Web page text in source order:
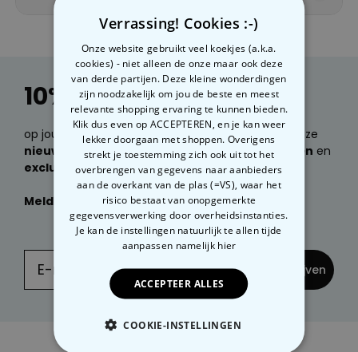
10% korting
op jouw volgende bestelling. Wil je e-mails over onze
nieuwste producten, geweldige cadeau ideeën en
exclusieve kortingenontvangen?
Meld je dan nu aanvoor onzeNIEUWSBRIEF:
... en inschrijven
Verrassing! Cookies :-)
Onze website gebruikt veel koekjes (a.k.a.
cookies) - niet alleen de onze maar ook deze
van derde partijen. Deze kleine wonderdingen
zijn noodzakelijk om jou de beste en meest
relevante shopping ervaring te kunnen bieden.
Klik dus even op ACCEPTEREN, en je kan weer
lekker doorgaan met shoppen. Overigens
strekt je toestemming zich ook uit tot het
overbrengen van gegevens naar aanbieders
aan de overkant van de plas (=VS), waar het
risico bestaat van onopgemerkte
gegevensverwerking door overheidsinstanties.
Je kan de instellingen natuurlijk te allen tijde
aanpassen namelijk hier
ACCEPTEER ALLES
COOKIE-INSTELLINGEN